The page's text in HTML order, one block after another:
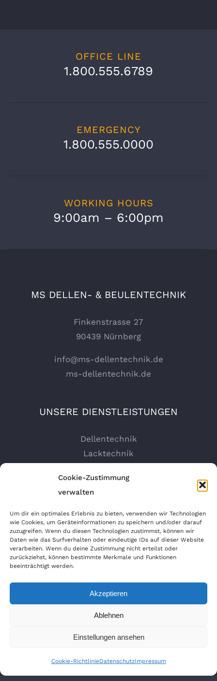
Cookie-Zustimmung
verwalten
Um dir ein optimales Erlebnis zu bieten, verwenden wir Technologien
wie Cookies, um Geräteinformationen zu speichern und/oder darauf
zuzugreifen. Wenn du diesen Technologien zustimmst, können wir
Daten wie das Surfverhalten oder eindeutige IDs auf dieser Website
verarbeiten. Wenn du deine Zustimmung nicht erteilst oder
zurückziehst, können bestimmte Merkmale und Funktionen
beeinträchtigt werden.
Akzeptieren
Ablehnen
Einstellungen ansehen
Cookie-RichtlinieDatenschutzImpressum
OFFICE LINE
1.800.555.6789
EMERGENCY
1.800.555.0000
WORKING HOURS
9:00am – 6:00pm
MS DELLEN- & BEULENTECHNIK
Finkenstrasse 27
90439 Nürnberg
info@ms-dellentechnik.de
ms-dellentechnik.de
UNSERE DIENSTLEISTUNGEN
Dellentechnik
Lacktechnik
Felgen Reparatur
Autosprühfolie
ANFAHRT GOOGLEMAPS
Copyright 2020 MS-Dellentechnik | All Rights
Reserved | Powered byWordPress|Theme Fusion